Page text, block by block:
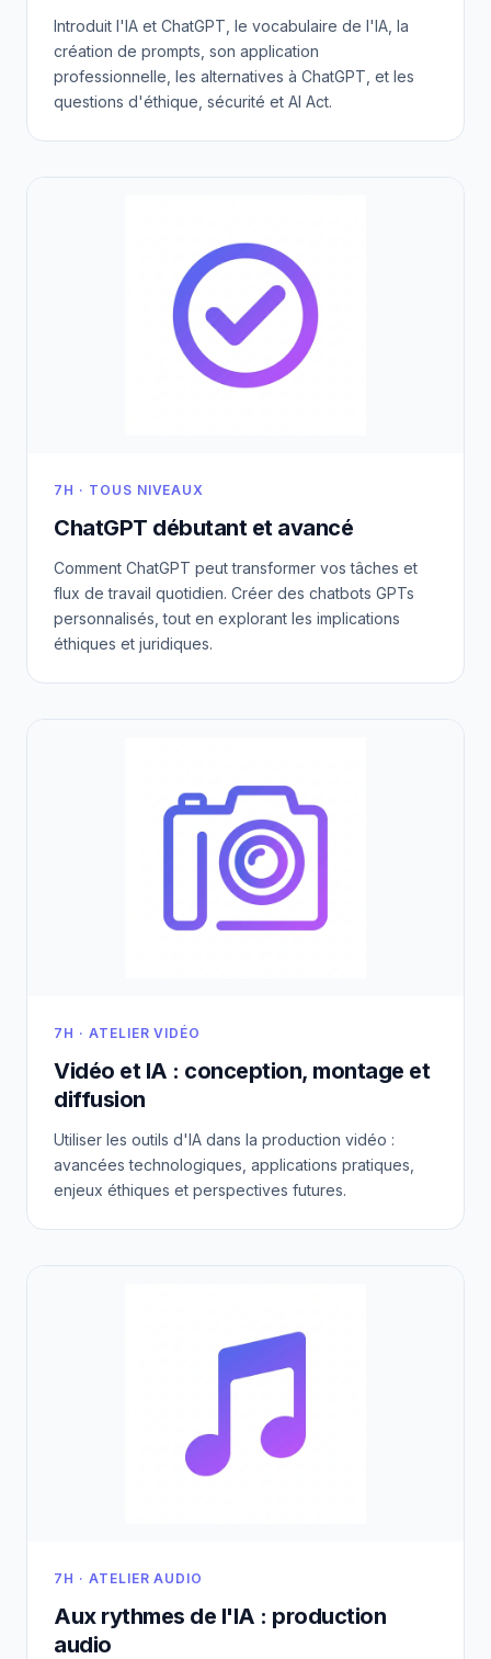
Introduit l'IA et ChatGPT, le vocabulaire de l'IA, la
création de prompts, son application
professionnelle, les alternatives à ChatGPT, et les
questions d'éthique, sécurité et AI Act.
7H · TOUS NIVEAUX
ChatGPT débutant et avancé
Comment ChatGPT peut transformer vos tâches et
flux de travail quotidien. Créer des chatbots GPTs
personnalisés, tout en explorant les implications
éthiques et juridiques.
7H · ATELIER VIDÉO
Vidéo et IA : conception, montage et
diffusion
Utiliser les outils d'IA dans la production vidéo :
avancées technologiques, applications pratiques,
enjeux éthiques et perspectives futures.
7H · ATELIER AUDIO
Aux rythmes de l'IA : production
audio